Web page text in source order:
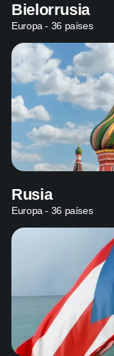
Bielorrusia
Europa - 36 países
Rusia
Europa - 36 países